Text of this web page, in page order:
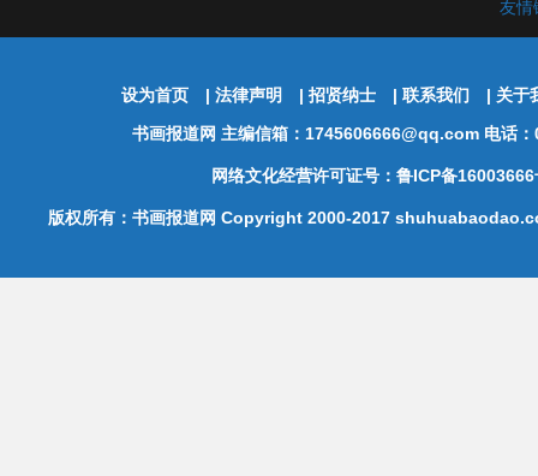
友
设为首页 | 法律声明 | 招贤纳士 | 联系我们 | 关于
书画报道网 主编信箱：1745606666@qq.com 电话
网络文化经营许可证号：鲁ICP备
版权所有：书画报道网 Copyright 2000-2017